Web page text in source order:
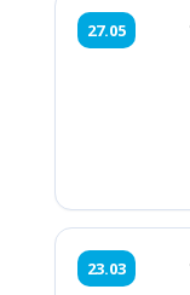
27.05
23.03